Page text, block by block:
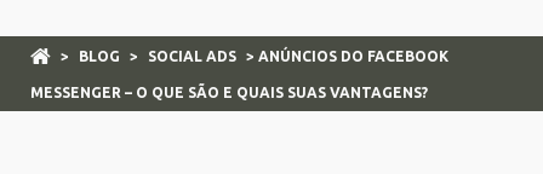
> BLOG > SOCIAL ADS > ANÚNCIOS DO FACEBOOK
MESSENGER – O QUE SÃO E QUAIS SUAS VANTAGENS?